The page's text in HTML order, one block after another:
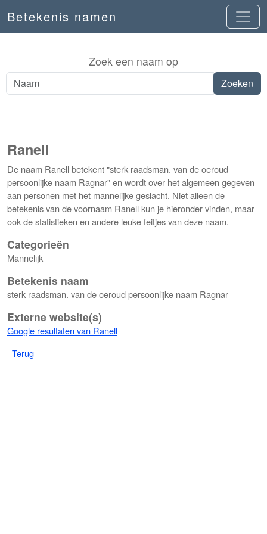
Betekenis namen
Zoek een naam op
Ranell
De naam Ranell betekent "sterk raadsman. van de oeroud
persoonlijke naam Ragnar" en wordt over het algemeen gegeven
aan personen met het mannelijke geslacht. Niet alleen de
betekenis van de voornaam Ranell kun je hieronder vinden, maar
ook de statistieken en andere leuke feitjes van deze naam.
Categorieën
Mannelijk
Betekenis naam
sterk raadsman. van de oeroud persoonlijke naam Ragnar
Externe website(s)
Google resultaten van Ranell
Terug